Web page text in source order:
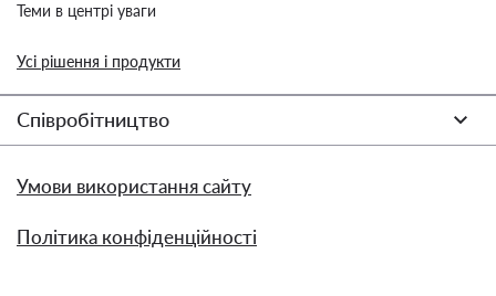
Теми в центрі уваги
Усі рішення і продукти
Співробітництво
Умови використання сайту
Політика конфіденційності